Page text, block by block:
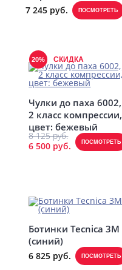
7 245 руб. ПОСМОТРЕТЬ
20% СКИДКА
Чулки до паха 6002,
2 класс компрессии,
цвет: бежевый
8 125 руб.
6 500 руб.
ПОСМОТРЕТЬ
Ботинки Tecnica 3M
(синий)
6 825 руб. ПОСМОТРЕТЬ